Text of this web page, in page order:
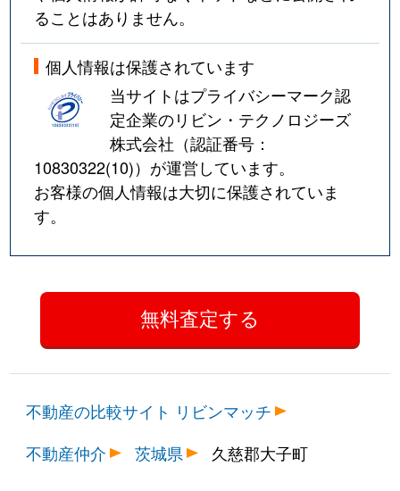
ることはありません。
個人情報は保護されています
当サイトはプライバシーマーク認
定企業のリビン・テクノロジーズ
株式会社（認証番号：
10830322(10)）が運営しています。
お客様の個人情報は大切に保護されていま
す。
不動産の比較サイト リビンマッチ
不動産仲介
茨城県 久慈郡大子町